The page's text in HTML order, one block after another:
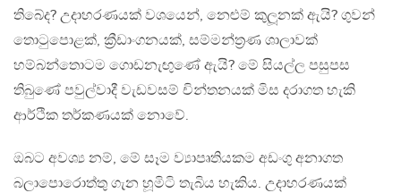
තිබේද? උදාහරණයක් වශයෙන්, නෙළුම් කුලූනක් ඇයි? ගුවන්
තොටුපොළක්, ක්‍රීඩාංගනයක්, සම්මන්ත්‍රණ ශාලාවක්
හම්බන්තොටම ගොඩනැඟුණේ ඇයි? මේ සියල්ල පසුපස
තිබුණේ පවුල්වාදී වැඩවසම් චින්තනයක් මිස දරාගත හැකි
ආර්ථික තර්කණයක් නොවේ.
ඔබට අවශ්‍ය නම්, මේ සෑම ව්‍යාපෘතියකම අඩංගු අනාගත
බලාපොරොත්තු ගැන හූමිටි තැබිය හැකිය. උදාහරණයක්